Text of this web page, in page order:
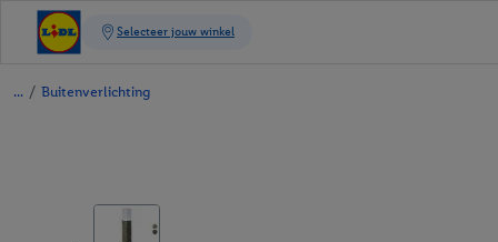
/ Buitenverlichting